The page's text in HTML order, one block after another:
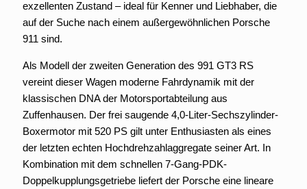
exzellenten Zustand – ideal für Kenner und Liebhaber, die
auf der Suche nach einem außergewöhnlichen Porsche
911 sind.
Als Modell der zweiten Generation des 991 GT3 RS
vereint dieser Wagen moderne Fahrdynamik mit der
klassischen DNA der Motorsportabteilung aus
Zuffenhausen. Der frei saugende 4,0-Liter-Sechszylinder-
Boxermotor mit 520 PS gilt unter Enthusiasten als eines
der letzten echten Hochdrehzahlaggregate seiner Art. In
Kombination mit dem schnellen 7-Gang-PDK-
Doppelkupplungsgetriebe liefert der Porsche eine lineare